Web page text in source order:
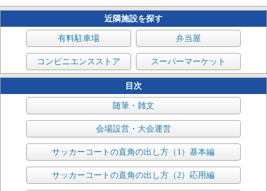
近隣施設を探す
有料駐車場 弁当屋
コンビニエンスストア スーパーマーケット
目次
随筆・雑文
会場設営・大会運営
サッカーコートの直角の出し方（1）基本編
サッカーコートの直角の出し方（2）応用編